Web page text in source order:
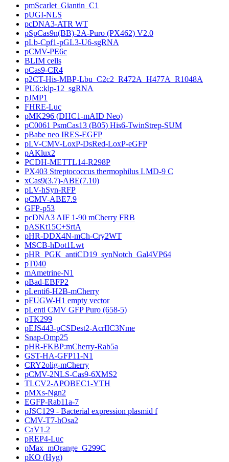
pmScarlet_Giantin_C1
pUGI-NLS
pcDNA3-ATR WT
pSpCas9n(BB)-2A-Puro (PX462) V2.0
pLb-Cpf1-pGL3-U6-sgRNA
pCMV-PE6c
BLIM cells
pCas9-CR4
p2CT-His-MBP-Lbu_C2c2_R472A_H477A_R1048A
PU6::klp-12_sgRNA
pJMP1
FHRE-Luc
pMK296 (DHC1-mAID Neo)
pC0061 PsmCas13 (B05) His6-TwinStrep-SUM
pBabe neo IRES-EGFP
pLV-CMV-LoxP-DsRed-LoxP-eGFP
pAKlux2
PCDH-METTL14-R298P
PX403 Streptococcus thermophilus LMD-9 C
xCas9(3.7)-ABE(7.10)
pLV-hSyn-RFP
pCMV-ABE7.9
GFP-p53
pcDNA3 AIF 1-90 mCherry FRB
pASKt15C+SrtA
pHR-DDX4N-mCh-Cry2WT
MSCB-hDot1Lwt
pHR_PGK_antiCD19_synNotch_Gal4VP64
pT040
mAmetrine-N1
pBad-EBFP2
pLenti6-H2B-mCherry
pFUGW-H1 empty vector
pLenti CMV GFP Puro (658-5)
pTK299
pEJS443-pCSDest2-AcrIIC3Nme
Snap-Omp25
pHR-FKBP:mCherry-Rab5a
GST-HA-GFP11-N1
CRY2olig-mCherry
pCMV-2NLS-Cas9-6XMS2
TLCV2-APOBEC1-YTH
pMXs-Ngn2
EGFP-Rab11a-7
pJSC129 - Bacterial expression plasmid f
CMV-T7-hOsa2
CaV1.2
pREP4-Luc
pMax_mOrange_G299C
pKO (Hyg)